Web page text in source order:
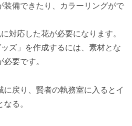
装備できたり、カラーリングがで
対応した花が必要になります。
ズ」を作成するには、素材とな
必要です。
に戻り、賢者の執務室に入るとイ
る。